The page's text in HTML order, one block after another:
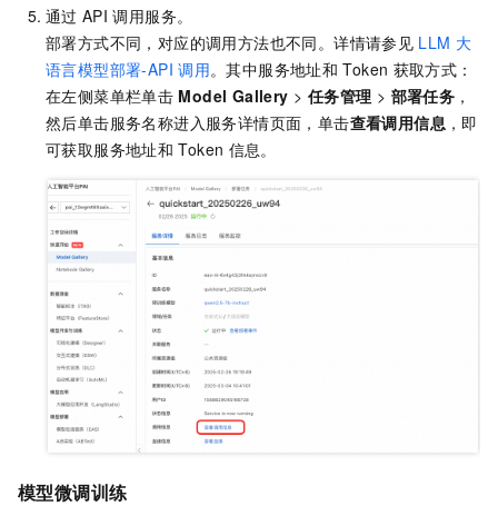
通过 API 调用服务。
部署方式不同，对应的调用方法也不同。详情请参见 LLM 大
语言模型部署-API 调用。其中服务地址和 Token 获取方式：
在左侧菜单栏单击 Model Gallery > 任务管理 > 部署任务 ，
然后单击服务名称进入服务详情页面，单击查看调用信息 ，即
可获取服务地址和 Token 信息。
模型微调训练